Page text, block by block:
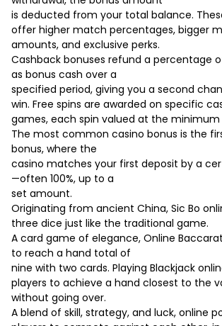
is deducted from your total balance.
offer higher match percentages, bigger
amounts, and exclusive perks.
Cashback bonuses refund a percentage
as bonus cash over a
specified period, giving you a second
win. Free spins are awarded on specific
games, each spin valued at the minimum
The most common casino bonus is the
bonus, where the
casino matches your first deposit by a
—often 100%, up to a
set amount.
Originating from ancient China, Sic Bo
three dice just like the traditional game.
A card game of elegance, Online
to reach a hand total of
nine with two cards. Playing Blackjack
players to achieve a hand closest to the
without going over.
A blend of skill, strategy, and luck, online